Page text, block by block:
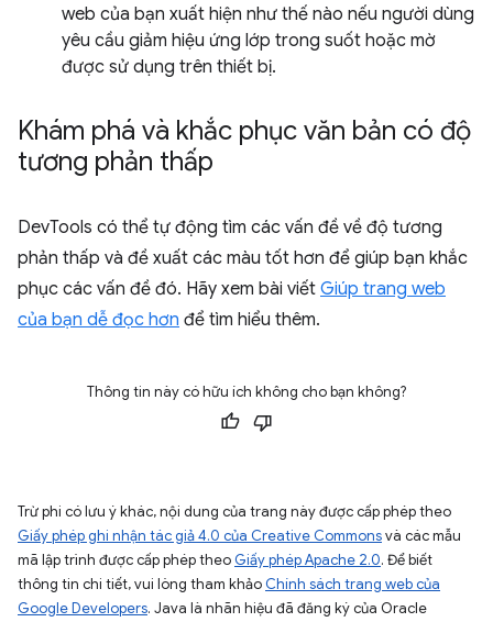
web của bạn xuất hiện như thế nào nếu người dùng
yêu cầu giảm hiệu ứng lớp trong suốt hoặc mờ
được sử dụng trên thiết bị.
Khám phá và khắc phục văn bản có độ
tương phản thấp
DevTools có thể tự động tìm các vấn đề về độ tương
phản thấp và đề xuất các màu tốt hơn để giúp bạn khắc
phục các vấn đề đó. Hãy xem bài viết Giúp trang web
của bạn dễ đọc hơn để tìm hiểu thêm.
Thông tin này có hữu ích không cho bạn không?
Trừ phi có lưu ý khác, nội dung của trang này được cấp phép theo
Giấy phép ghi nhận tác giả 4.0 của Creative Commonsvà các mẫu
mã lập trình được cấp phép theo Giấy phép Apache 2.0. Để biết
thông tin chi tiết, vui lòng tham khảo Chính sách trang web của
Google Developers. Java là nhãn hiệu đã đăng ký của Oracle